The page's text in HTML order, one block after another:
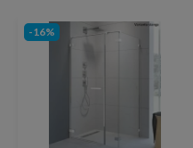
-16%